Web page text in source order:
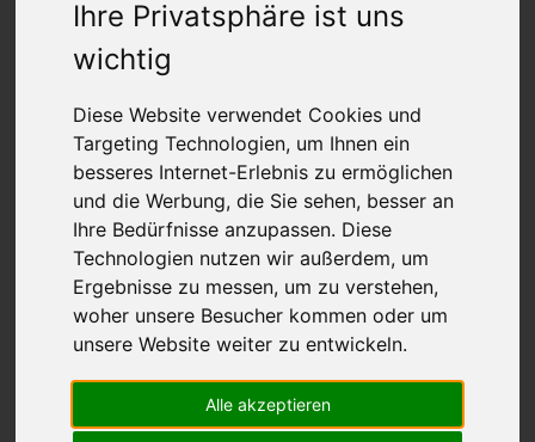
Ihre Privatsphäre ist uns
wichtig
Diese Website verwendet Cookies und
Targeting Technologien, um Ihnen ein
besseres Internet-Erlebnis zu ermöglichen
und die Werbung, die Sie sehen, besser an
Ihre Bedürfnisse anzupassen. Diese
Technologien nutzen wir außerdem, um
Ergebnisse zu messen, um zu verstehen,
woher unsere Besucher kommen oder um
unsere Website weiter zu entwickeln.
Alle akzeptieren